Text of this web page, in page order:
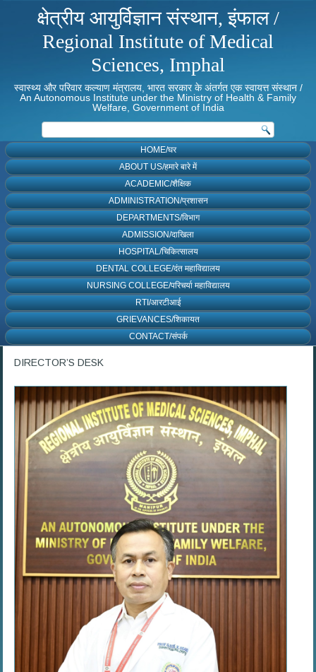
क्षेत्रीय आयुर्विज्ञान संस्थान, इंफाल /
Regional Institute of Medical
Sciences, Imphal
स्वास्थ्य और परिवार कल्याण मंत्रालय, भारत सरकार के अंतर्गत एक स्वायत्त संस्थान /
An Autonomous Institute under the Ministry of Health & Family
Welfare, Government of India
HOME/घर
ABOUT US/हमारे बारे में
ACADEMIC/शैक्षिक
ADMINISTRATION/प्रशासन
DEPARTMENTS/विभाग
ADMISSION/दाखिला
HOSPITAL/चिकित्सालय
DENTAL COLLEGE/दंत महाविद्यालय
NURSING COLLEGE/परिचर्या महाविद्यालय
RTI/आरटीआई
GRIEVANCES/शिकायत
CONTACT/संपर्क
DIRECTOR’S DESK